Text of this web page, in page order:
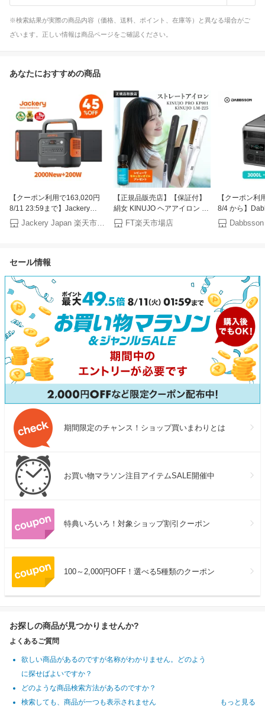
※検索結果が実際の商品内容（価格、送料、ポイント、在庫等）と異なる場合がご
ざいます。正しい情報は商品ページをご確認ください。
あなたにおすすめの商品
【クーポン利用で163,020円
8/11 23:59まで】Jackery
Solar Generator 2000 New
2042Wh 200W ポータブル電
2200W コンパクト 急速充電
UPS機能 アプリ 太陽光発電
ジャクリ
Jackery Japan 楽天市場店
【正規品販売店】【保証付】
絹女 KINUJO ヘアアイロン ス
トレートヘアアイロン KP001
/ LM-225 キヌージョ ヘアセッ
FT楽天市場店
【クーポン利
8/4 から】
ポータブル電
半固体リン酸
Dabbsson
セール情報
期間限定のチャンス！ショップ買いまわりとは
お買い物マラソン注目アイテムSALE開催中
特典いろいろ！対象ショップ割引クーポン
100～2,000円OFF！選べる5種類のクーポン
お探しの商品が見つかりませんか?
よくあるご質問
欲しい商品があるのですが名称がわかりません。どのよう
に探せばよいですか？
どのような商品検索方法があるのですか？
検索しても、商品が一つも表示されません
もっと見る